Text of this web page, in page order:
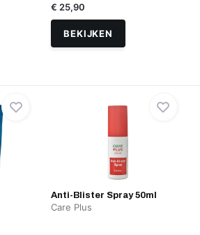
€ 25,90
BEKIJKEN
Anti-Blister Spray 50ml
Care Plus